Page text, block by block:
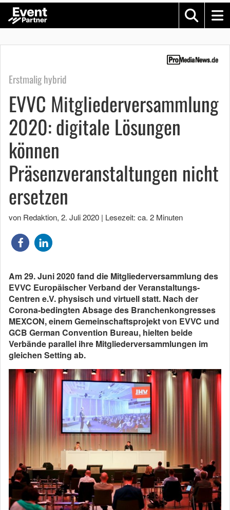
Erstmalig hybrid
EVVC Mitgliederversammlung
2020: digitale Lösungen
können
Präsenzveranstaltungen nicht
ersetzen
von Redaktion, 2. Juli 2020 | Lesezeit: ca. 2 Minuten
Am 29. Juni 2020 fand die Mitgliederversammlung des
EVVC Europäischer Verband der Veranstaltungs-
Centren e.V. physisch und virtuell statt. Nach der
Corona-bedingten Absage des Branchenkongresses
MEXCON, einem Gemeinschaftsprojekt von EVVC und
GCB German Convention Bureau, hielten beide
Verbände parallel ihre Mitgliederversammlungen im
gleichen Setting ab.